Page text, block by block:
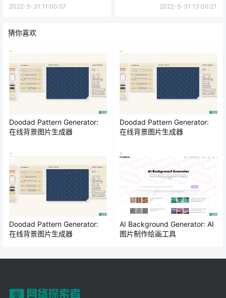
2022-5-31 11:00:57 2022-5-31 13:00:21
猜你喜欢
Doodad Pattern Generator:
在线背景图片生成器
Doodad Pattern Generator:
在线背景图片生成器
Doodad Pattern Generator:
在线背景图片生成器
AI Background Generator: AI
图片制作绘画工具